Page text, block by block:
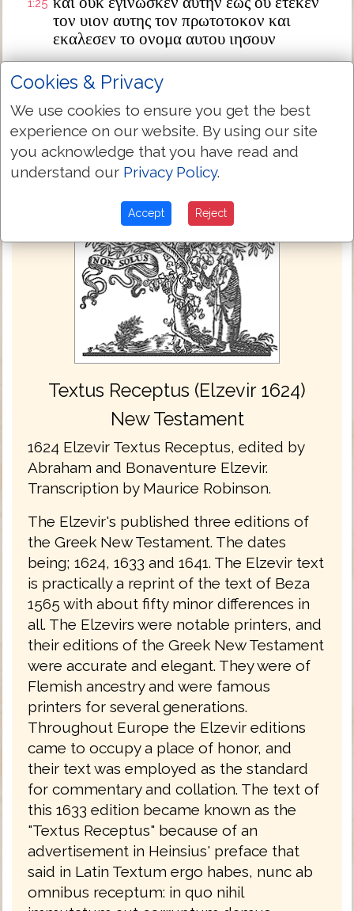
1:25
τον υιον αυτης τον πρωτοτοκον και
εκαλεσεν το ονομα αυτου ιησουν
Next Chapter »
Textus Receptus (Elzevir 1624)
New Testament
1624 Elzevir Textus Receptus, edited by
Abraham and Bonaventure Elzevir.
Transcription by Maurice Robinson.
The Elzevir's published three editions of
the Greek New Testament. The dates
being; 1624, 1633 and 1641. The Elzevir text
is practically a reprint of the text of Beza
1565 with about fifty minor differences in
all. The Elzevirs were notable printers, and
their editions of the Greek New Testament
were accurate and elegant. They were of
Flemish ancestry and were famous
printers for several generations.
Throughout Europe the Elzevir editions
came to occupy a place of honor, and
their text was employed as the standard
for commentary and collation. The text of
this 1633 edition became known as the
"Textus Receptus" because of an
advertisement in Heinsius' preface that
said in Latin Textum ergo habes, nunc ab
omnibus receptum: in quo nihil
Cookies & Privacy
We use cookies to ensure you get the best
experience on our website. By using our site
you acknowledge that you have read and
understand our Privacy Policy.
Accept Reject